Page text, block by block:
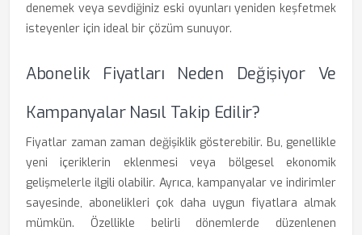
denemek veya sevdiğiniz eski oyunları yeniden keşfetmek
isteyenler için ideal bir çözüm sunuyor.
Abonelik Fiyatları Neden Değişiyor Ve
Kampanyalar Nasıl Takip Edilir?
Fiyatlar zaman zaman değişiklik gösterebilir. Bu, genellikle
yeni içeriklerin eklenmesi veya bölgesel ekonomik
gelişmelerle ilgili olabilir. Ayrıca, kampanyalar ve indirimler
sayesinde, abonelikleri çok daha uygun fiyatlara almak
mümkün. Özellikle belirli dönemlerde düzenlenen